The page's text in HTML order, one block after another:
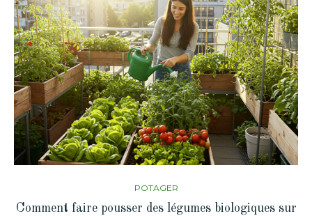
POTAGER
Comment faire pousser des légumes biologiques sur